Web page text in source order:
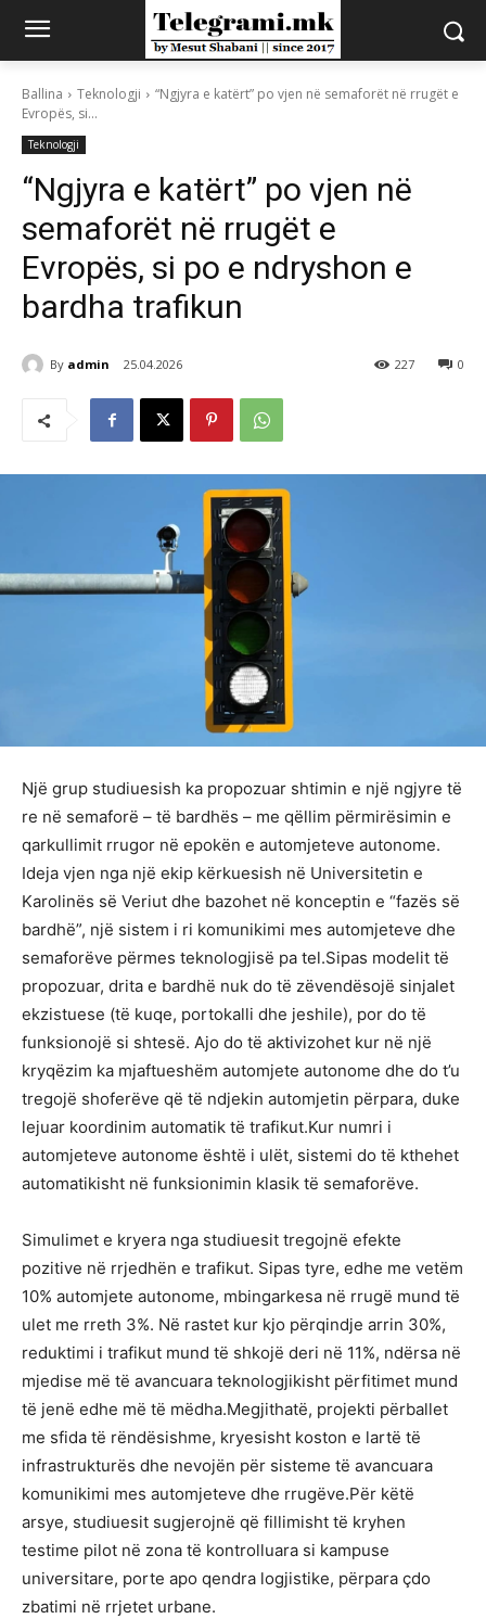
Ballina Teknologji
“Ngjyra e katërt” po vjen në semaforët në rrugët e
Evropës, si...
Teknologji
“Ngjyra e katërt” po vjen në
semaforët në rrugët e
Evropës, si po e ndryshon e
bardha trafikun
By admin 25.04.2026 0
227
Një grup studiuesish ka propozuar shtimin e një ngjyre të
re në semaforë – të bardhës – me qëllim përmirësimin e
qarkullimit rrugor në epokën e automjeteve autonome.
Ideja vjen nga një ekip kërkuesish në Universitetin e
Karolinës së Veriut dhe bazohet në konceptin e “fazës së
bardhë”, një sistem i ri komunikimi mes automjeteve dhe
semaforëve përmes teknologjisë pa tel.Sipas modelit të
propozuar, drita e bardhë nuk do të zëvendësojë sinjalet
ekzistuese (të kuqe, portokalli dhe jeshile), por do të
funksionojë si shtesë. Ajo do të aktivizohet kur në një
kryqëzim ka mjaftueshëm automjete autonome dhe do t’u
tregojë shoferëve që të ndjekin automjetin përpara, duke
lejuar koordinim automatik të trafikut.Kur numri i
automjeteve autonome është i ulët, sistemi do të kthehet
automatikisht në funksionimin klasik të semaforëve.
Simulimet e kryera nga studiuesit tregojnë efekte
pozitive në rrjedhën e trafikut. Sipas tyre, edhe me vetëm
10% automjete autonome, mbingarkesa në rrugë mund të
ulet me rreth 3%. Në rastet kur kjo përqindje arrin 30%,
reduktimi i trafikut mund të shkojë deri në 11%, ndërsa në
mjedise më të avancuara teknologjikisht përfitimet mund
të jenë edhe më të mëdha.Megjithatë, projekti përballet
me sfida të rëndësishme, kryesisht koston e lartë të
infrastrukturës dhe nevojën për sisteme të avancuara
komunikimi mes automjeteve dhe rrugëve.Për këtë
arsye, studiuesit sugjerojnë që fillimisht të kryhen
testime pilot në zona të kontrolluara si kampuse
universitare, porte apo qendra logjistike, përpara çdo
zbatimi në rrjetet urbane.